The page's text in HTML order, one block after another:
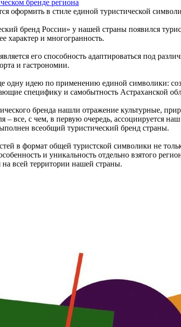
оформить в стиле единой туристической
бренд России» у нашей страны появился
характер и многогранность.
его способность адаптироваться под
и гастрономии.
идею по применению единой символики:
специфику и самобытность Астраханской
бренда нашли отражение культурные,
все, с чем, в первую очередь, ассоциируется
всеобщий туристический бренд страны.
в формат общей туристской символики не
и уникальность отдельно взятого
всей территории нашей страны.